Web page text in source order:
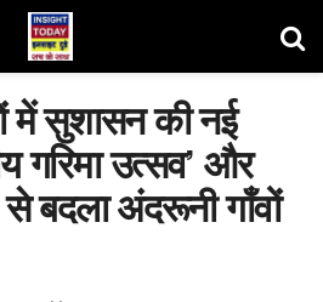
में सुशासन की नई
गरिमा उत्सव’ और
से बदला अंदरूनी गाँवों